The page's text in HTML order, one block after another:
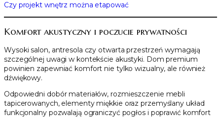
Czy projekt wnętrz można etapować
Komfort akustyczny i poczucie prywatności
Wysoki salon, antresola czy otwarta przestrzeń wymagają
szczególnej uwagi w kontekście akustyki. Dom premium
powinien zapewniać komfort nie tylko wizualny, ale również
dźwiękowy.
Odpowiedni dobór materiałów, rozmieszczenie mebli
tapicerowanych, elementy miękkie oraz przemyślany układ
funkcjonalny pozwalają ograniczyć pogłos i poprawić komfort